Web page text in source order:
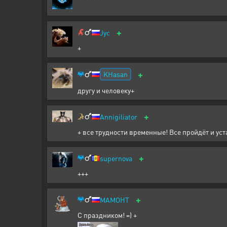
Jyc +
+
KHasan +
другу и человеку+
Annigiliator +
+ все трудности временные! Все пройдёт и
supernova +
+++
MAMOHT +
С праздником! =) +